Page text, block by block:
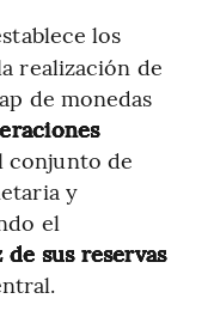
los
realización de
de monedas
conjunto de
y
el
sus reservas